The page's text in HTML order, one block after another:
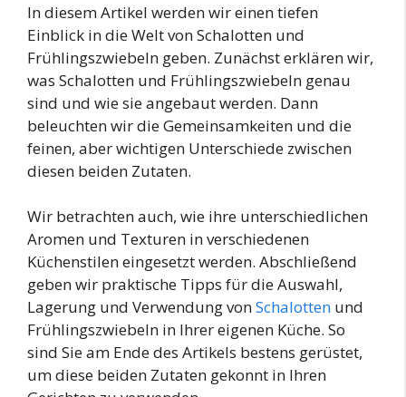
In diesem Artikel werden wir einen tiefen
Einblick in die Welt von Schalotten und
Frühlingszwiebeln geben. Zunächst erklären wir,
was Schalotten und Frühlingszwiebeln genau
sind und wie sie angebaut werden. Dann
beleuchten wir die Gemeinsamkeiten und die
feinen, aber wichtigen Unterschiede zwischen
diesen beiden Zutaten.
Wir betrachten auch, wie ihre unterschiedlichen
Aromen und Texturen in verschiedenen
Küchenstilen eingesetzt werden. Abschließend
geben wir praktische Tipps für die Auswahl,
Lagerung und Verwendung vonSchalotten und
Frühlingszwiebeln in Ihrer eigenen Küche. So
sind Sie am Ende des Artikels bestens gerüstet,
um diese beiden Zutaten gekonnt in Ihren